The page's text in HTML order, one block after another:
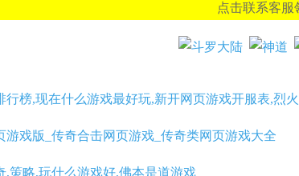
点击联系客服
行榜,现在什么游戏最好玩,新开网页游戏开服表,烈
游戏版_传奇合击网页游戏_传奇类网页游戏大全
,策略,玩什么游戏好,佛本是道游戏